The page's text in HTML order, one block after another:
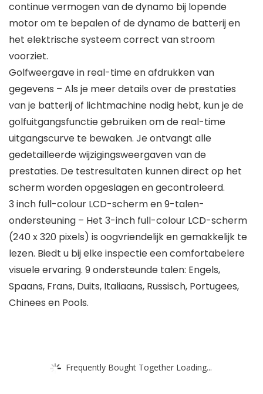
continue vermogen van de dynamo bij lopende
motor om te bepalen of de dynamo de batterij en
het elektrische systeem correct van stroom
voorziet.
Golfweergave in real-time en afdrukken van
gegevens – Als je meer details over de prestaties
van je batterij of lichtmachine nodig hebt, kun je de
golfuitgangsfunctie gebruiken om de real-time
uitgangscurve te bewaken. Je ontvangt alle
gedetailleerde wijzigingsweergaven van de
prestaties. De testresultaten kunnen direct op het
scherm worden opgeslagen en gecontroleerd.
3 inch full-colour LCD-scherm en 9-talen-
ondersteuning – Het 3-inch full-colour LCD-scherm
(240 x 320 pixels) is oogvriendelijk en gemakkelijk te
lezen. Biedt u bij elke inspectie een comfortabelere
visuele ervaring. 9 ondersteunde talen: Engels,
Spaans, Frans, Duits, Italiaans, Russisch, Portugees,
Chinees en Pools.
Frequently Bought Together Loading...